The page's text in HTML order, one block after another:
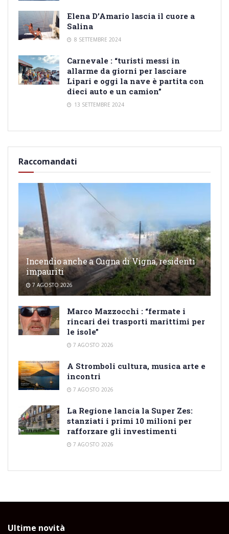
Elena D’Amario lascia il cuore a
Salina
8 SETTEMBRE 2024
Carnevale : “turisti messi in
allarme da giorni per lasciare
Lipari e oggi la nave è partita con
dieci auto e un camion”
13 SETTEMBRE 2024
Raccomandati
Incendio anche a Cugna di Vigna, residenti
impauriti
7 AGOSTO 2026
Marco Mazzocchi : “fermate i
rincari dei trasporti marittimi per
le isole”
7 AGOSTO 2026
A Stromboli cultura, musica arte e
incontri
7 AGOSTO 2026
La Regione lancia la Super Zes:
stanziati i primi 10 milioni per
rafforzare gli investimenti
7 AGOSTO 2026
Ultime novità